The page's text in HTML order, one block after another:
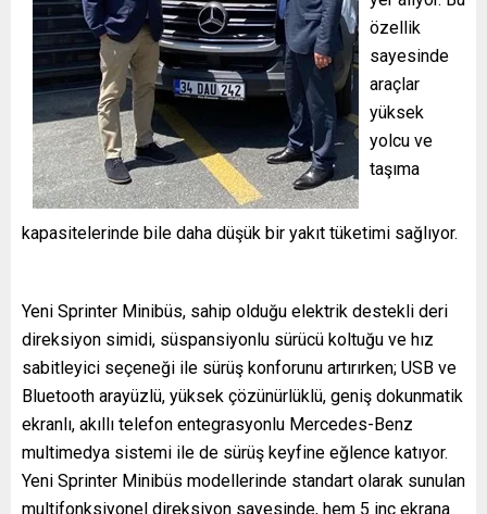
özellik
sayesinde
araçlar
yüksek
yolcu ve
taşıma
kapasitelerinde bile daha düşük bir yakıt tüketimi sağlıyor.
Yeni Sprinter Minibüs, sahip olduğu elektrik destekli deri
direksiyon simidi, süspansiyonlu sürücü koltuğu ve hız
sabitleyici seçeneği ile sürüş konforunu artırırken; USB ve
Bluetooth arayüzlü, yüksek çözünürlüklü, geniş dokunmatik
ekranlı, akıllı telefon entegrasyonlu Mercedes-Benz
multimedya sistemi ile de sürüş keyfine eğlence katıyor.
Yeni Sprinter Minibüs modellerinde standart olarak sunulan
multifonksiyonel direksiyon sayesinde, hem 5 inç ekrana